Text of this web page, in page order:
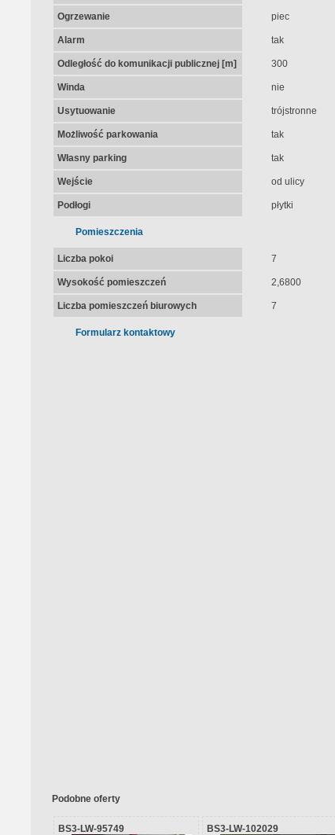
Ogrzewanie piec
Alarm tak
Odległość do komunikacji publicznej [m] 300
Winda nie
Usytuowanie trójstronne
Możliwość parkowania tak
Własny parking tak
Wejście od ulicy
Podłogi płytki
Pomieszczenia
Liczba pokoi 7
Wysokość pomieszczeń 2,6800
Liczba pomieszczeń biurowych 7
Formularz kontaktowy
Podobne oferty
BS3-LW-95749 BS3-LW-102029